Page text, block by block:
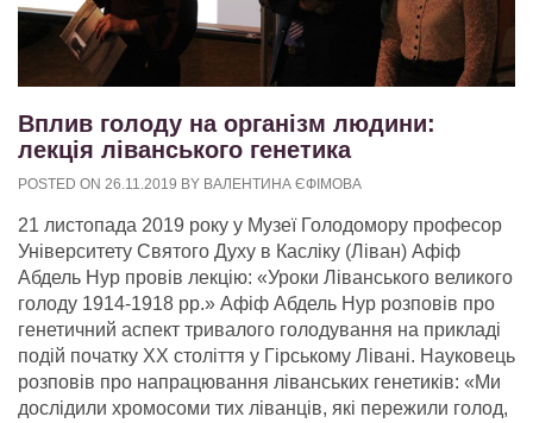
Вплив голоду на організм людини:
лекція ліванського генетика
POSTED ON 26.11.2019 BY ВАЛЕНТИНА ЄФІМОВА
21 листопада 2019 року у Музеї Голодомору професор
Університету Святого Духу в Касліку (Ліван) Афіф
Абдель Нур провів лекцію: «Уроки Ліванського великого
голоду 1914-1918 рр.» Афіф Абдель Нур розповів про
генетичний аспект тривалого голодування на прикладі
подій початку ХХ століття у Гірському Лівані. Науковець
розповів про напрацювання ліванських генетиків: «Ми
дослідили хромосоми тих ліванців, які пережили голод,